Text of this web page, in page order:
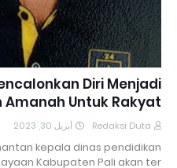
Diri Menjadi
Amanah Untuk Rakyat
Redaksi Duta أبريل 30, 2023
kepala dinas pendidikan
Kabupaten Pali akan ter…